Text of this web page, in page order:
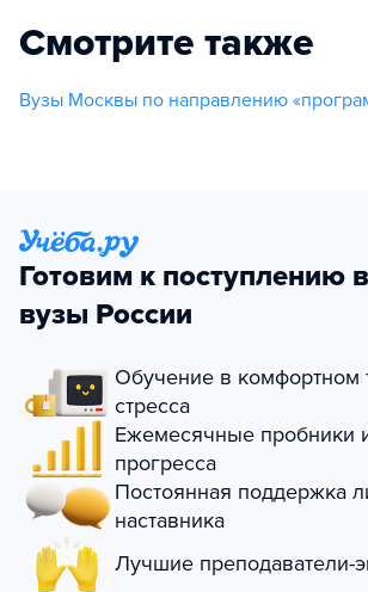
Смотрите также
Вузы Москвы по направлению
Готовим к поступлению
вузы России
Обучение в комфортном
стресса
Ежемесячные пробники
прогресса
Постоянная поддержка
наставника
Лучшие преподаватели-